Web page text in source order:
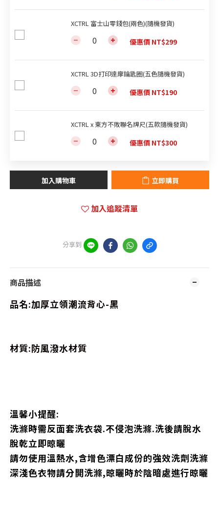
XCTRL 富士山零錢包(兩色)(隨機發貨)
優惠價 NT$299
XCTRL 3D打印達摩鑰匙圈(五色隨機發貨)
優惠價 NT$190
XCTRL x 東方不敗聯名牌尺(五款隨機發貨)
優惠價 NT$300
加入購物車 立即購買
加入追蹤清單
分享到
商品描述
品名:加厚立領潮流背心-黑
材質:防風潑水材質
溫馨小提醒:
洗滌時需反面套洗衣袋.不侵泡洗滌.洗後請脫水
脫乾立即晾曬
請勿使用溫熱水,含增色漂白成份的強效洗劑洗滌
深淺色衣物請分開洗滌,晾曬時於陰暗處進行晾曬